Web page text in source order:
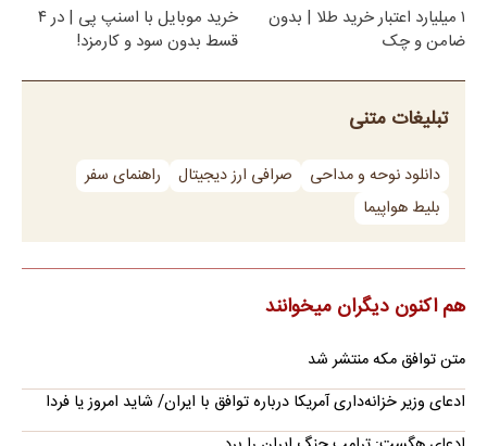
۱ میلیارد اعتبار خرید طلا | بدون
ضامن و چک
خرید موبایل با اسنپ پی | در ۴
قسط بدون سود و کارمزد!
تبلیغات متنی
دانلود نوحه و مداحی صرافی ارز دیجیتال
راهنمای سفر
بلیط هواپیما
هم اکنون دیگران میخوانند
متن توافق مکه منتشر شد
ادعای وزیر خزانه‌داری آمریکا درباره توافق با ایران/ شاید امروز یا فردا